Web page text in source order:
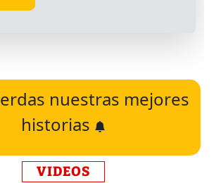
nuestras mejores
historias
VIDEOS